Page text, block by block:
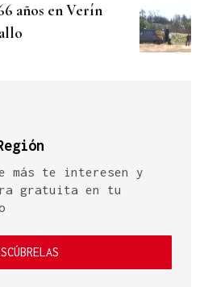
años en Verín
más te interesen y
gratuita en tu